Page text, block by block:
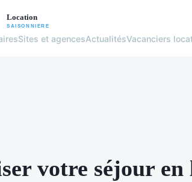
Sites et agencesActualitésVacanciers
votre séjour